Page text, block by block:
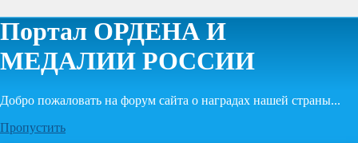
Портал ОРДЕНА И
МЕДАЛИИ РОССИИ
Добро пожаловать на форум сайта о наградах нашей страны...
Пропустить